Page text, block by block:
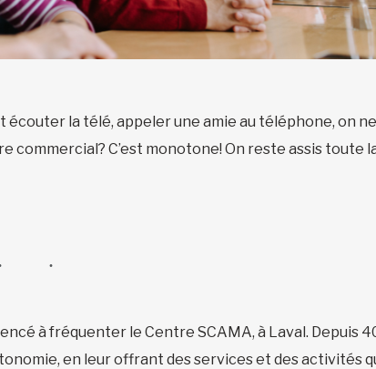
la télé, appeler une amie au téléphone, on
C’est monotone! On reste assis toute
à fréquenter le Centre SCAMA, à Laval. Depuis
en leur offrant des services et des activités